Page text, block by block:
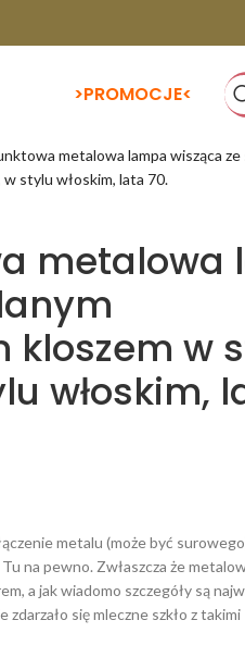
>PROMOCJE<
metalowa lampa wisząca ze
stylu włoskim, lata 70.
metalowa
kloszem w
włoskim,
metalu (może być
na pewno. Zwłaszcza że
a jak wiadomo szczegóły są
się mleczne szkło z takimi